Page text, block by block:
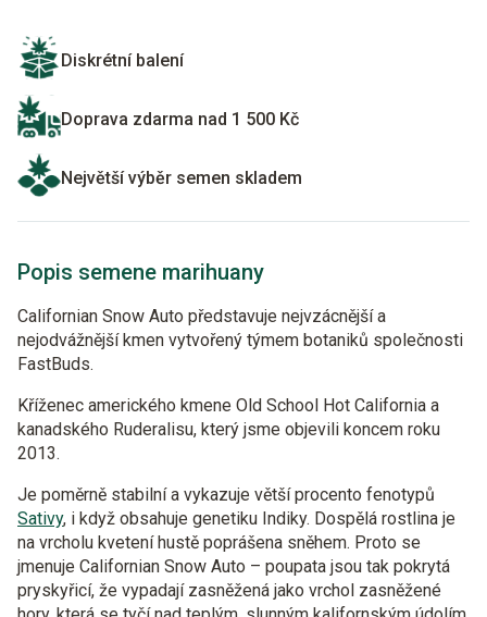
Diskrétní balení
Doprava zdarma nad 1 500 Kč
Největší výběr semen skladem
Popis semene marihuany
Californian Snow Auto představuje nejvzácnější a
nejodvážnější kmen vytvořený týmem botaniků společnosti
FastBuds.
Kříženec amerického kmene Old School Hot California a
kanadského Ruderalisu, který jsme objevili koncem roku
2013.
Je poměrně stabilní a vykazuje větší procento fenotypů
Sativy, i když obsahuje genetiku Indiky. Dospělá rostlina je
na vrcholu kvetení hustě poprášena sněhem. Proto se
jmenuje Californian Snow Auto – poupata jsou tak pokrytá
pryskyřicí, že vypadají zasněžená jako vrchol zasněžené